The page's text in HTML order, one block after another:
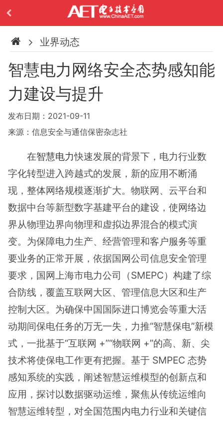
业界动态
智慧电力网络安全态势感知能
力建设与提升
发布日期：2021-09-11
来源：信息安全与通信保密杂志社
在智慧电力快速发展的背景下，电力行业数
字化转型进入跨越式的发展，新的应用不断涌
现，整体网络规模逐渐扩大。物联网、云平台和
数据中台等新型数字基建平台的建设，使网络边
界从物理边界向物理和虚拟边界混合的模式演
变。为保障电力生产、经营管理和客户服务等重
要业务的正常开展，依据国网公司信息安全管理
要求，国网上海市电力公司（SMEPC）构建了综
合防线，覆盖互联网大区、管理信息大区和生产
控制大区。为确保中国国际进口博览会等重大活
动期间保电任务的万无一失，力推“智慧保电”新模
式，一批基于“互联网 +”“物联网 +”的高、新、尖
技术将使保电工作更有把握。基于 SMPEC 态势
感知系统的实践，阐述智慧运维模型的创新点和
应用，探讨以数据驱动运维，聚焦从传统运维向
智慧运维转型，对全国范围内电力行业和关键信